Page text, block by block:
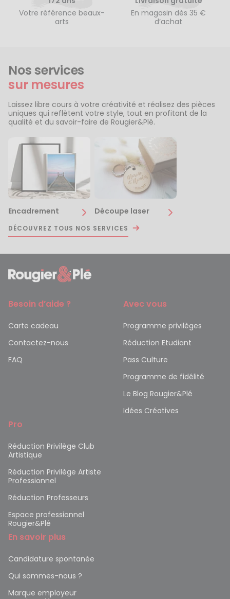
Votre référence beaux-
arts
En magasin dès 35 €
d’achat
Nos services
sur mesures
Laissez libre cours à votre créativité et réalisez des pièces
uniques qui reflètent votre style, tout en profitant de la
qualité et du savoir-faire de Rougier&Plé.
Encadrement Découpe laser
DÉCOUVREZ TOUS NOS SERVICES
Besoin d’aide ?
Carte cadeau
Contactez-nous
FAQ
Avec vous
Programme privilèges
Réduction Etudiant
Pass Culture
Programme de fidélité
Le Blog Rougier&Plé
Idées Créatives
Pro
Réduction Privilège Club
Artistique
Réduction Privilège Artiste
Professionnel
Réduction Professeurs
Espace professionnel
Rougier&Plé
En savoir plus
Candidature spontanée
Qui sommes-nous ?
Marque employeur